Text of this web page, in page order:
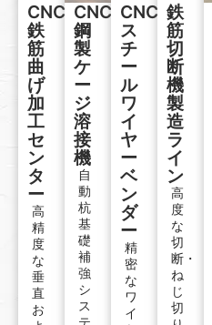
CNC
鉄
筋
曲
げ
加
工
セ
ン
タ
ー
高
精
度
な
垂
直
お
CNC
鋼
製
ケ
ー
ジ
溶
接
機
自
動
杭
基
礎
補
強
シ
ス
CNC
ス
チ
ー
ル
ワ
イ
ヤ
ー
ベ
ン
ダ
ー
精
密
な
ワ
イ
鉄
筋
切
断
機
製
造
ラ
イ
ン
高
度
な
切
断・
ね
じ
切